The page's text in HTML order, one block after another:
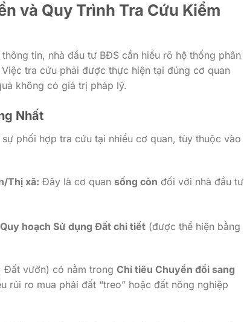
và Quy Trình Tra Cứu Kiểm
tin, nhà đầu tư BĐS cần hiểu rõ hệ thống phân
tra cứu phải được thực hiện tại đúng cơ quan
không có giá trị pháp lý.
Nhất
phối hợp tra cứu tại nhiều cơ quan, tùy thuộc vào
Thị xã: Đây là cơ quan sống còn đối với nhà đầu tư
Quy hoạch Sử dụng Đất chi tiết(được thể hiện bằng
vườn) có nằm trong Chỉ tiêu Chuyển đổi sang
rủi ro mua phải đất “treo” hoặc đất nông nghiệp